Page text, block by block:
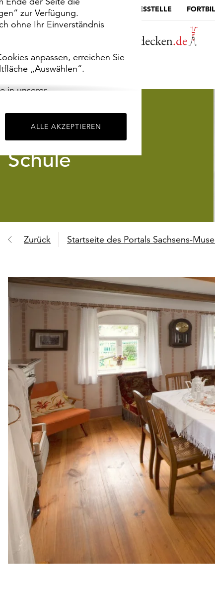
zur Verfügung.
ohne Ihr Einverständnis
anpassen, erreichen Sie
„Auswählen“.
in unserer
ALLE AKZEPTIEREN
MUSEUMSPORTAL DIE LANDESSTELLE
Schule
Zurück Startseite des Portals Sachsens-